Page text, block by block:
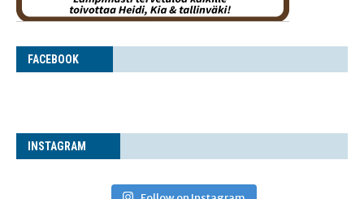
FACE­BOOK
INS­TA­GRAM